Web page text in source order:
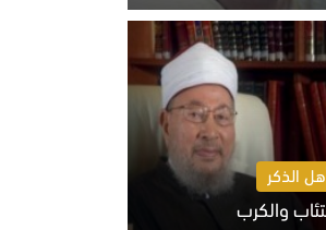
الذكر
والكرب